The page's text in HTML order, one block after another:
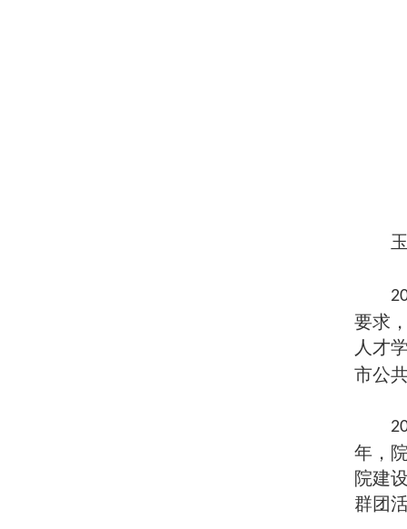
要求
人才
市公
年，
院建
群团